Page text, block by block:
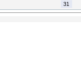
31